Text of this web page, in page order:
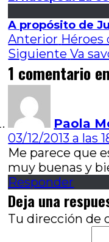
A propósito de
Navegación
de
entradas
Anterior Entrada
Héroes
Siguiente Va
1 comentario
Paola
03/12/2013 a las
Me parece que
muy buenas y
Responder
Deja una
Tu dirección de